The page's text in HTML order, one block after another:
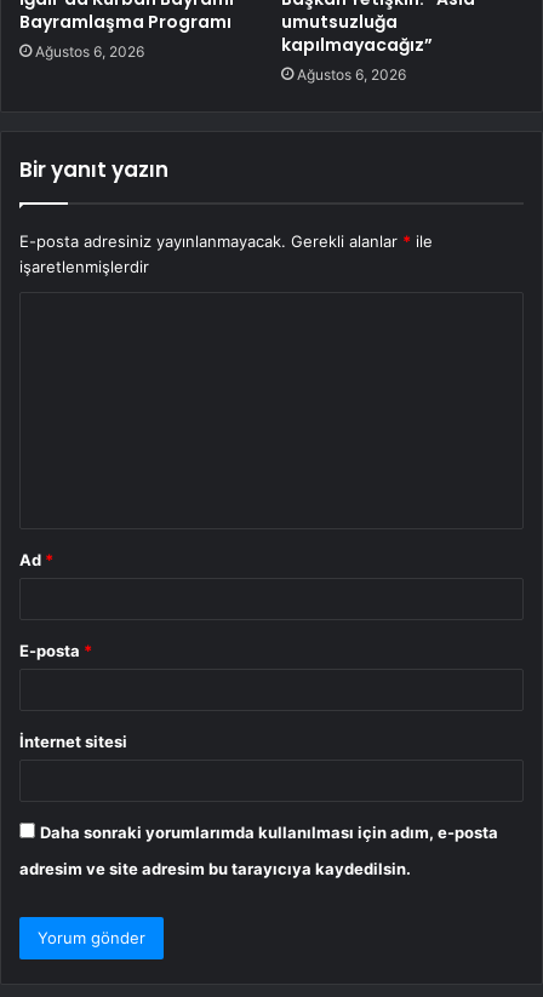
Bayramlaşma Programı
Ağustos 6, 2026
umutsuzluğa
kapılmayacağız”
Ağustos 6, 2026
Bir yanıt yazın
E-posta adresiniz yayınlanmayacak. Gerekli alanlar * ile
işaretlenmişlerdir
Ad *
E-posta *
İnternet sitesi
Daha sonraki yorumlarımda kullanılması için adım, e-posta
adresim ve site adresim bu tarayıcıya kaydedilsin.